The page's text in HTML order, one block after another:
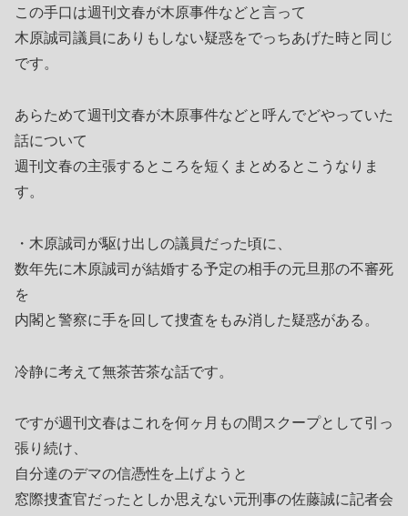
この手口は週刊文春が木原事件などと言って
木原誠司議員にありもしない疑惑をでっちあげた時と同じ
です。
あらためて週刊文春が木原事件などと呼んでどやっていた
話について
週刊文春の主張するところを短くまとめるとこうなりま
す。
・木原誠司が駆け出しの議員だった頃に、
数年先に木原誠司が結婚する予定の相手の元旦那の不審死
を
内閣と警察に手を回して捜査をもみ消した疑惑がある。
冷静に考えて無茶苦茶な話です。
ですが週刊文春はこれを何ヶ月もの間スクープとして引っ
張り続け、
自分達のデマの信憑性を上げようと
窓際捜査官だったとしか思えない元刑事の佐藤誠に記者会